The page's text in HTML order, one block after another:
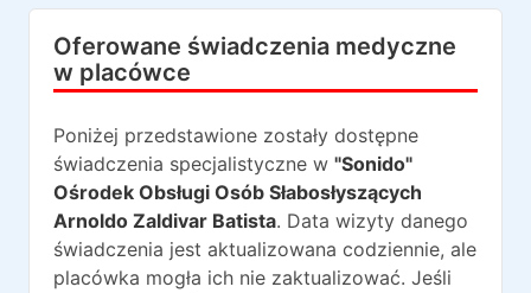
Oferowane świadczenia medyczne
w placówce
Poniżej przedstawione zostały dostępne
świadczenia specjalistyczne w "Sonido"
Ośrodek Obsługi Osób Słabosłyszących
Arnoldo Zaldivar Batista. Data wizyty danego
świadczenia jest aktualizowana codziennie, ale
placówka mogła ich nie zaktualizować. Jeśli